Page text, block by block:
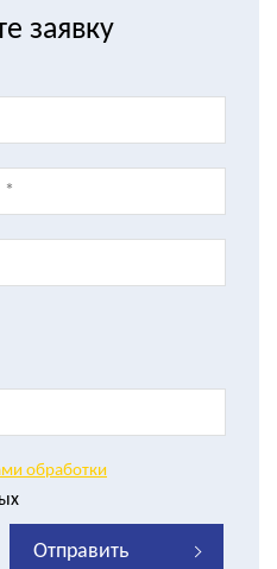
заявку
обработки
Отправить